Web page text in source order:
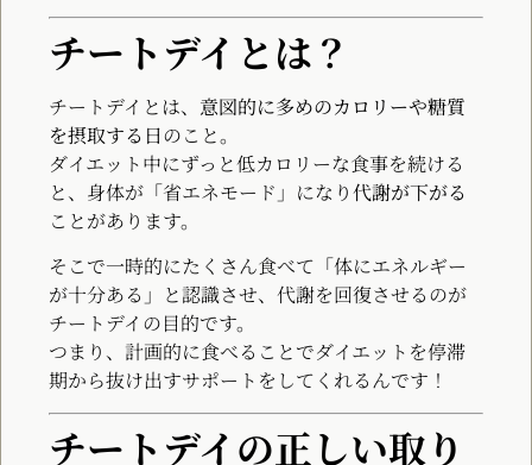
チートデイとは？
チートデイとは、 意図的に多めのカロリーや糖質
を摂取する日のこと。
ダイエット中にずっと低カロリーな食事を続ける
と、身体が「省エネモード」になり代謝が下がる
ことがあります。
そこで一時的にたくさん食べて「体にエネルギー
が十分ある」と認識させ、代謝を回復させるのが
チートデイの目的です。
つまり、計画的に食べることでダイエットを停滞
期から抜け出すサポートをしてくれるんです！
チートデイの正しい取り